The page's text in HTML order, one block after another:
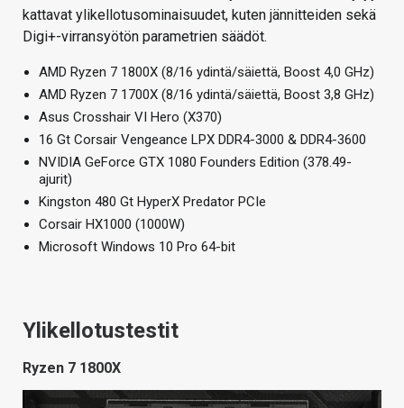
kattavat ylikellotusominaisuudet, kuten jännitteiden sekä
Digi+-virransyötön parametrien säädöt.
AMD Ryzen 7 1800X (8/16 ydintä/säiettä, Boost 4,0 GHz)
AMD Ryzen 7 1700X (8/16 ydintä/säiettä, Boost 3,8 GHz)
Asus Crosshair VI Hero (X370)
16 Gt Corsair Vengeance LPX DDR4-3000 & DDR4-3600
NVIDIA GeForce GTX 1080 Founders Edition (378.49-
ajurit)
Kingston 480 Gt HyperX Predator PCIe
Corsair HX1000 (1000W)
Microsoft Windows 10 Pro 64-bit
Ylikellotustestit
Ryzen 7 1800X